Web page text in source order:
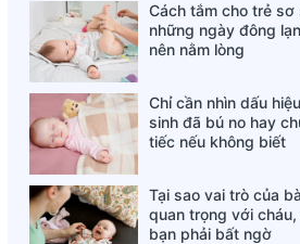
Cách tắm cho trẻ sơ
những ngày đông
nên nằm lòng
Chỉ cần nhìn dấu
sinh đã bú no hay
tiếc nếu không biết
Tại sao vai trò của
quan trọng với
bạn phải bất ngờ